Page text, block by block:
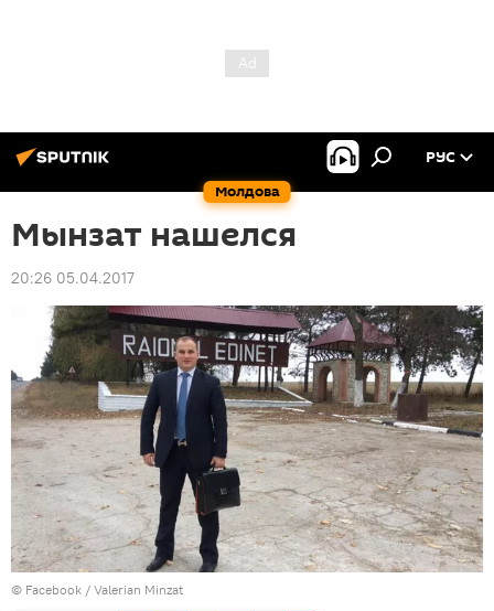
Молдова
РУС
Мынзат нашелся
20:26 05.04.2017
© Facebook / Valerian Minzat